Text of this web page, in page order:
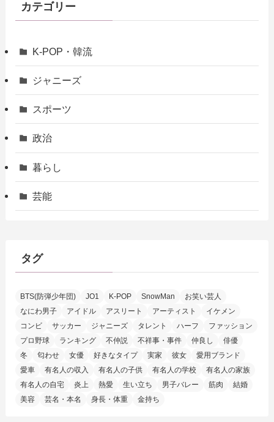
カテゴリー
K-POP・韓流
ジャニーズ
スポーツ
政治
暮らし
芸能
タグ
BTS(防弾少年団) JO1 K-POP SnowMan
お笑い芸人
なにわ男子
アイドル アスリート アーティスト
イケメン
コンビ
サッカー ジャニーズ タレント ハーフ
ファッション
プロ野球
ランキング 不仲説 不祥事・事件 仲良し
俳優
冬
匂わせ 女優 好きなタイプ 実家 彼女
愛用ブランド
愛車
有名人の収入 有名人の子供 有名人の学校
有名人の家族
有名人の自宅
炎上 熱愛 生い立ち 男子バレー 筋肉
結婚
美容
芸名・本名 身長・体重 金持ち